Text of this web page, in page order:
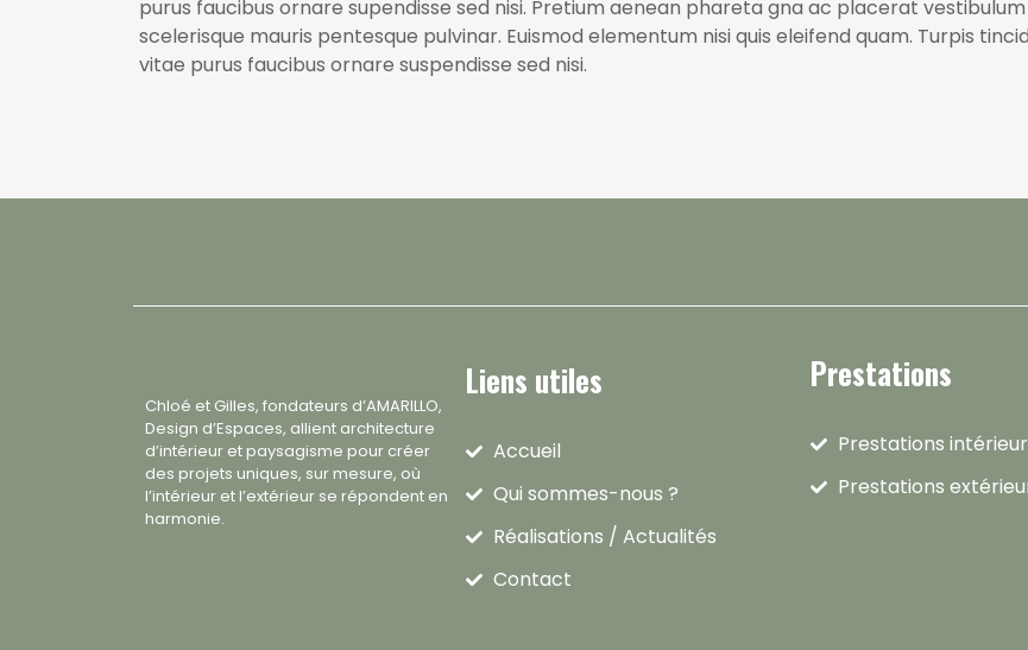
purus faucibus ornare supendisse sed nisi. Pretium aenean phareta gna ac placerat
scelerisque mauris pentesque pulvinar. Euismod elementum nisi quis eleifend quam. Turpis
vitae purus faucibus ornare suspendisse sed nisi.
Chloé et Gilles, fondateurs d’AMARILLO,
Design d’Espaces, allient architecture
d’intérieur et paysagisme pour créer
des projets uniques, sur mesure, où
l’intérieur et l’extérieur se répondent en
harmonie.
Liens utiles
Accueil
Qui sommes-nous ?
Réalisations / Actualités
Contact
Prestations
Prestations
Prestations